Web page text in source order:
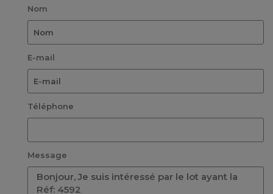
Nom
E-mail
Téléphone
Message